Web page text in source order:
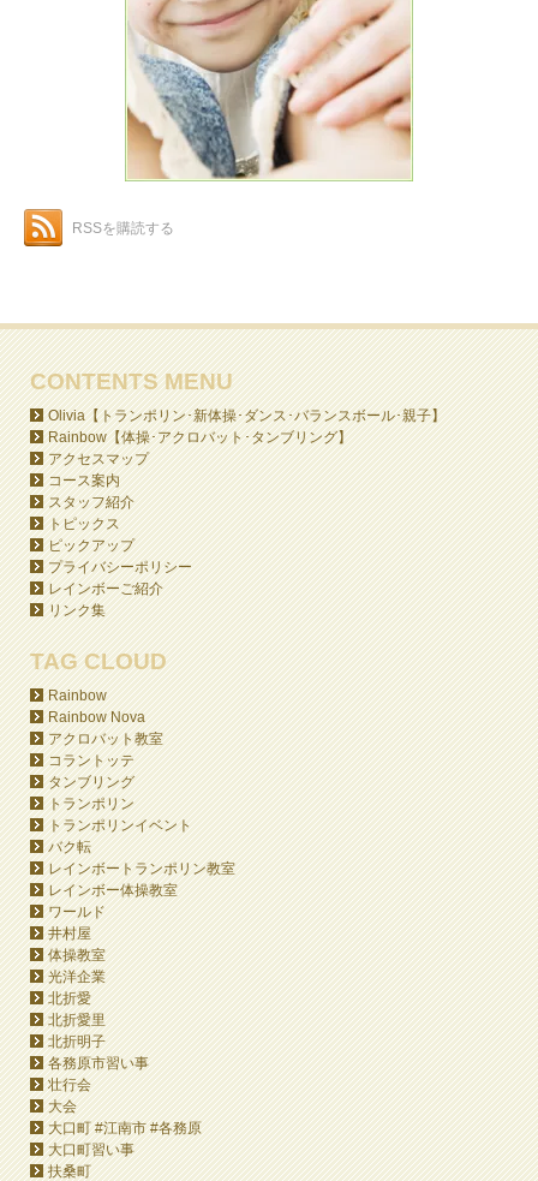
RSSを購読する
CONTENTS MENU
Olivia【トランポリン･新体操･ダンス･バランスボール･親子】
Rainbow【体操･アクロバット･タンブリング】
アクセスマップ
コース案内
スタッフ紹介
トピックス
ピックアップ
プライバシーポリシー
レインボーご紹介
リンク集
TAG CLOUD
Rainbow
Rainbow Nova
アクロバット教室
コラントッテ
タンブリング
トランポリン
トランポリンイベント
バク転
レインボートランポリン教室
レインボー体操教室
ワールド
井村屋
体操教室
光洋企業
北折愛
北折愛里
北折明子
各務原市習い事
壮行会
大会
大口町 #江南市 #各務原
大口町習い事
扶桑町